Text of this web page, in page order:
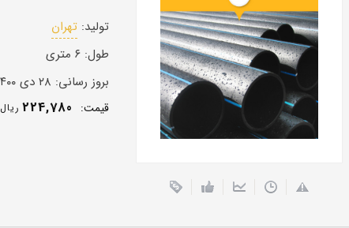
تولید: تهران
طول: ۶ متری
بروز رسانی: ۲۸ دی ۱۴۰۰
قيمت: 224,780 ريال